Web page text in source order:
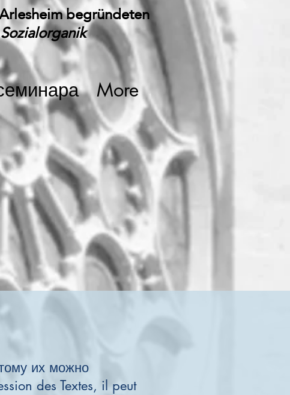
begründeten
More
их можно
des Textes, il peut